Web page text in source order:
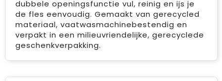
dubbele openingsfunctie vul, reinig en ijs je
de fles eenvoudig. Gemaakt van gerecycled
materiaal, vaatwasmachinebestendig en
verpakt in een milieuvriendelijke, gerecyclede
geschenkverpakking.